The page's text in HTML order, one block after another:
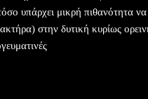
υπάρχει μικρή πιθανότητα
στην δυτική κυρίως